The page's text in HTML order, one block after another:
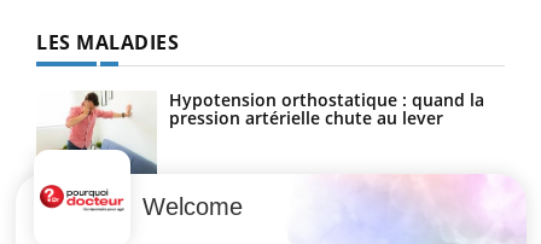
LES MALADIES
Hypotension orthostatique : quand la
pression artérielle chute au lever
Drépanocytose : une déformation des
Welcome